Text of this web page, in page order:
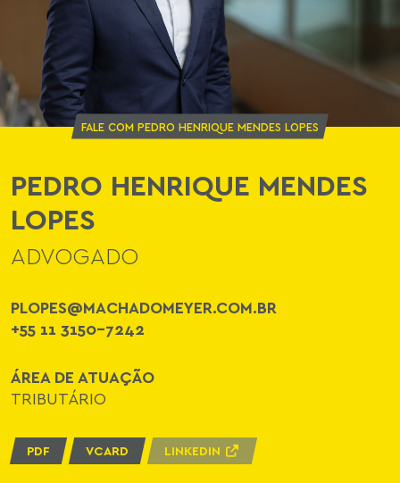
FALE COM PEDRO HENRIQUE MENDES LOPES
PEDRO HENRIQUE MENDES
LOPES
ADVOGADO
PLOPES@MACHADOMEYER.COM.BR
+55 11 3150-7242
ÁREA DE ATUAÇÃO
TRIBUTÁRIO
PDF VCARD LINKEDIN